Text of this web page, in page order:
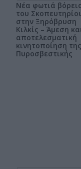
Νέα φωτιά
του
στην Ξηρόβρυση
Κιλκίς – Άμεση
αποτελεσματική
κινητοποίηση της
Πυροσβεστικής